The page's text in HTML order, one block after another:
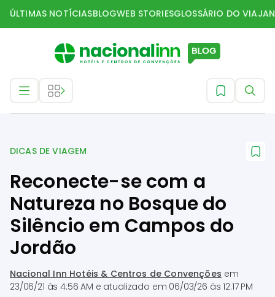
ÚLTIMAS NOTÍCIASBLOGWEB STORIESGLOSSÁRIO DO
DICAS DE VIAGEM
Reconecte-se com a
Natureza no Bosque do
Silêncio em Campos do
Jordão
Nacional Inn Hotéis & Centros de Convenções em
23/06/21 às 4:56 AM e atualizado em 06/03/26 às 12:17 PM